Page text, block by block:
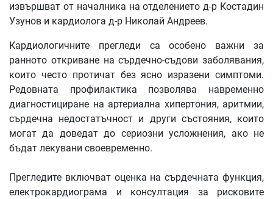
извършват от началника на отделението д-р Костадин
Узунов и кардиолога д-р Николай Андреев.
Кардиологичните прегледи са особено важни за
ранното откриване на сърдечно-съдови заболявания,
които често протичат без ясно изразени симптоми.
Редовната профилактика позволява навременно
диагностициране на артериална хипертония, аритмии,
сърдечна недостатъчност и други състояния, които
могат да доведат до сериозни усложнения, ако не
бъдат лекувани своевременно.
Прегледите включват оценка на сърдечната функция,
електрокардиограма и консултация за рисковите